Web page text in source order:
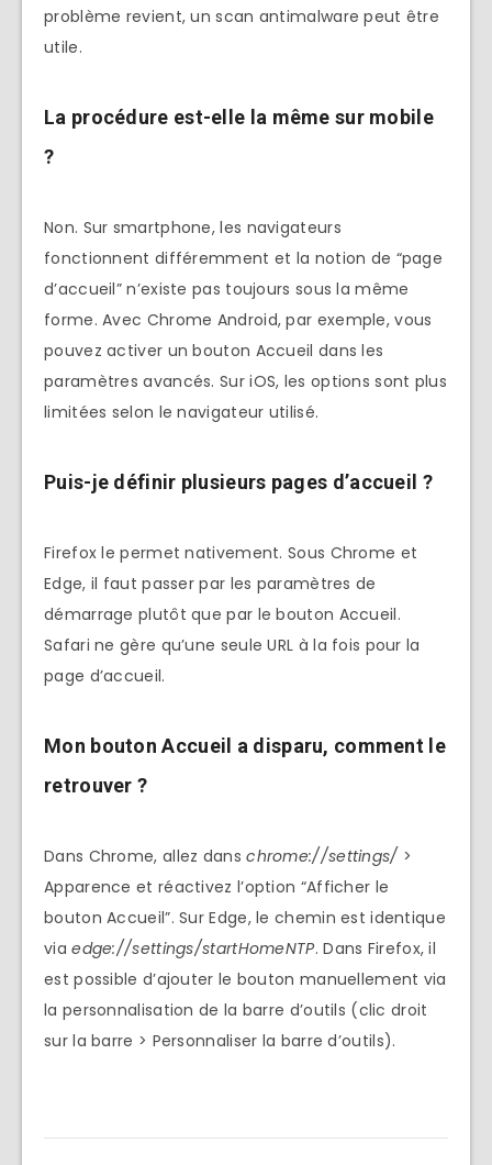
problème revient, un scan antimalware peut être
utile.
La procédure est-elle la même sur mobile
?
Non. Sur smartphone, les navigateurs
fonctionnent différemment et la notion de “page
d’accueil” n’existe pas toujours sous la même
forme. Avec Chrome Android, par exemple, vous
pouvez activer un bouton Accueil dans les
paramètres avancés. Sur iOS, les options sont plus
limitées selon le navigateur utilisé.
Puis-je définir plusieurs pages d’accueil ?
Firefox le permet nativement. Sous Chrome et
Edge, il faut passer par les paramètres de
démarrage plutôt que par le bouton Accueil.
Safari ne gère qu’une seule URL à la fois pour la
page d’accueil.
Mon bouton Accueil a disparu, comment le
retrouver ?
Dans Chrome, allez danschrome://settings/ >
Apparence et réactivez l’option “Afficher le
bouton Accueil”. Sur Edge, le chemin est identique
viaedge://settings/startHomeNTP. Dans Firefox, il
est possible d’ajouter le bouton manuellement via
la personnalisation de la barre d’outils (clic droit
sur la barre > Personnaliser la barre d’outils).